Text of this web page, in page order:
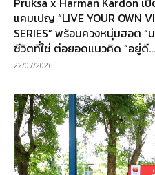
แคมเปญ “LIVE YOUR OWN
SERIES” พร้อมควงหนุ่มฮอต “
ชีวิตที่ใช่ ต่อยอดแนวคิด “อยู่ดี
22/07/2026